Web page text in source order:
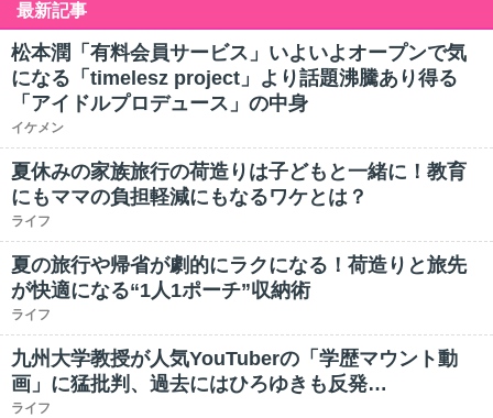
最新記事
松本潤「有料会員サービス」いよいよオープンで気
になる「timelesz project」より話題沸騰あり得る
「アイドルプロデュース」の中身
イケメン
夏休みの家族旅行の荷造りは子どもと一緒に！教育
にもママの負担軽減にもなるワケとは？
ライフ
夏の旅行や帰省が劇的にラクになる！荷造りと旅先
が快適になる“1人1ポーチ”収納術
ライフ
九州大学教授が人気YouTuberの「学歴マウント動
画」に猛批判、過去にはひろゆきも反発…
ライフ